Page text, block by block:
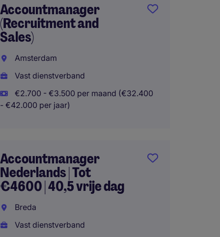
Accountmanager
(Recruitment and
Sales)
Amsterdam
Vast dienstverband
€2.700 - €3.500 per maand (€32.400
- €42.000 per jaar)
Accountmanager
Nederlands | Tot
€4600 | 40,5 vrije dag
Breda
Vast dienstverband